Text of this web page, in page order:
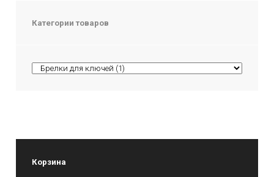
Категории товаров
Корзина